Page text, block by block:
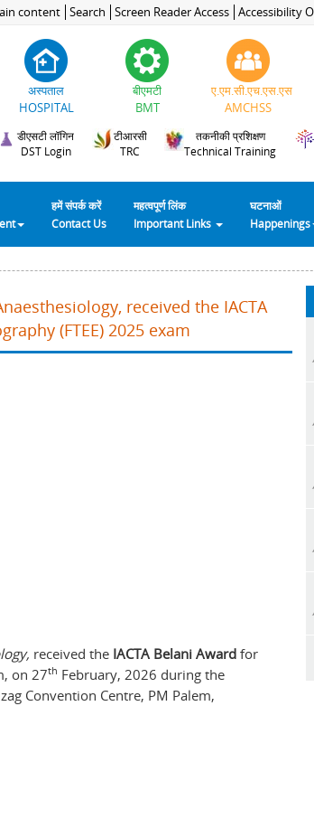
content Search Screen Reader Access Accessibility
अस्पताल
HOSPITAL
बीएमटी
BMT
ए.एम.सी.एच.एस.एस
AMCHSS
डीएसटी लॉगिन
DST Login
टीआरसी
TRC
तकनीकी प्रशिक्षण
Technical Training
हमें संपर्क करें
Contact Us
महत्वपूर्ण लिंक
Important Links
घटनाओं
Happenings
received the IACTA
(FTEE) 2025 exam
received the IACTA Belani Awardfor
on 27th February, 2026 during the
Convention Centre, PM Palem,